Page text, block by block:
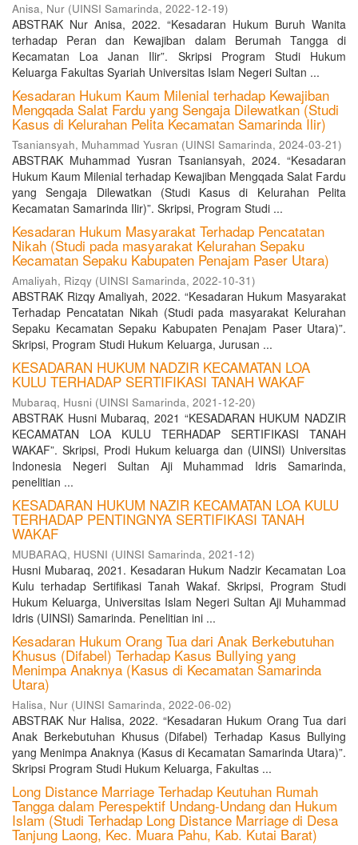
Anisa, Nur (UINSI Samarinda, 2022-12-19)
ABSTRAK Nur Anisa, 2022. “Kesadaran Hukum Buruh Wanita
terhadap Peran dan Kewajiban dalam Berumah Tangga di
Kecamatan Loa Janan Ilir”. Skripsi Program Studi Hukum
Keluarga Fakultas Syariah Universitas Islam Negeri Sultan ...
Kesadaran Hukum Kaum Milenial terhadap Kewajiban
Mengqada Salat Fardu yang Sengaja Dilewatkan (Studi
Kasus di Kelurahan Pelita Kecamatan Samarinda Ilir)
Tsaniansyah, Muhammad Yusran (UINSI Samarinda, 2024-03-21)
ABSTRAK Muhammad Yusran Tsaniansyah, 2024. “Kesadaran
Hukum Kaum Milenial terhadap Kewajiban Mengqada Salat Fardu
yang Sengaja Dilewatkan (Studi Kasus di Kelurahan Pelita
Kecamatan Samarinda Ilir)”. Skripsi, Program Studi ...
Kesadaran Hukum Masyarakat Terhadap Pencatatan
Nikah (Studi pada masyarakat Kelurahan Sepaku
Kecamatan Sepaku Kabupaten Penajam Paser Utara)
Amaliyah, Rizqy (UINSI Samarinda, 2022-10-31)
ABSTRAK Rizqy Amaliyah, 2022. “Kesadaran Hukum Masyarakat
Terhadap Pencatatan Nikah (Studi pada masyarakat Kelurahan
Sepaku Kecamatan Sepaku Kabupaten Penajam Paser Utara)”.
Skripsi, Program Studi Hukum Keluarga, Jurusan ...
KESADARAN HUKUM NADZIR KECAMATAN LOA
KULU TERHADAP SERTIFIKASI TANAH WAKAF
Mubaraq, Husni (UINSI Samarinda, 2021-12-20)
ABSTRAK Husni Mubaraq, 2021 “KESADARAN HUKUM NADZIR
KECAMATAN LOA KULU TERHADAP SERTIFIKASI TANAH
WAKAF”. Skripsi, Prodi Hukum keluarga dan (UINSI) Universitas
Indonesia Negeri Sultan Aji Muhammad Idris Samarinda,
penelitian ...
KESADARAN HUKUM NAZIR KECAMATAN LOA KULU
TERHADAP PENTINGNYA SERTIFIKASI TANAH
WAKAF
MUBARAQ, HUSNI (UINSI Samarinda, 2021-12)
Husni Mubaraq, 2021. Kesadaran Hukum Nadzir Kecamatan Loa
Kulu terhadap Sertifikasi Tanah Wakaf. Skripsi, Program Studi
Hukum Keluarga, Universitas Islam Negeri Sultan Aji Muhammad
Idris (UINSI) Samarinda. Penelitian ini ...
Kesadaran Hukum Orang Tua dari Anak Berkebutuhan
Khusus (Difabel) Terhadap Kasus Bullying yang
Menimpa Anaknya (Kasus di Kecamatan Samarinda
Utara)
Halisa, Nur (UINSI Samarinda, 2022-06-02)
ABSTRAK Nur Halisa, 2022. “Kesadaran Hukum Orang Tua dari
Anak Berkebutuhan Khusus (Difabel) Terhadap Kasus Bullying
yang Menimpa Anaknya (Kasus di Kecamatan Samarinda Utara)”.
Skripsi Program Studi Hukum Keluarga, Fakultas ...
Long Distance Marriage Terhadap Keutuhan Rumah
Tangga dalam Perespektif Undang-Undang dan Hukum
Islam (Studi Terhadap Long Distance Marriage di Desa
Tanjung Laong, Kec. Muara Pahu, Kab. Kutai Barat)